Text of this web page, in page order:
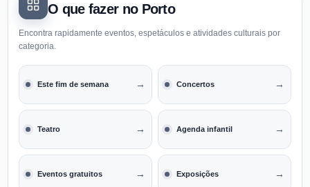
O que fazer no Porto
Encontra rapidamente eventos, espetáculos e atividades culturais por
categoria.
Este fim de semana → Concertos →
Teatro → Agenda infantil →
Eventos gratuitos → Exposições →